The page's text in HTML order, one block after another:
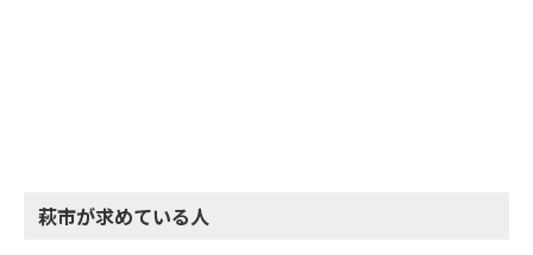
萩市が求めている人